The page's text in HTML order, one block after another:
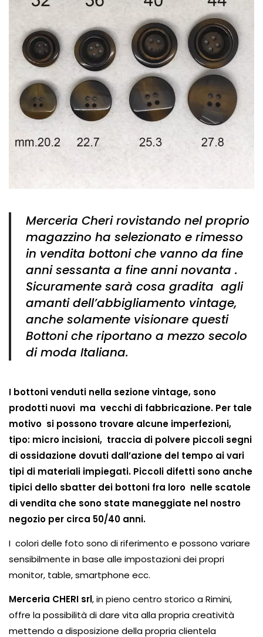
Merceria Cheri rovistando nel proprio
magazzino ha selezionato e rimesso
in vendita bottoni che vanno da fine
anni sessanta a fine anni novanta .
Sicuramente sarà cosa gradita agli
amanti dell’abbigliamento vintage,
anche solamente visionare questi
Bottoni che riportano a mezzo secolo
di moda Italiana.
I bottoni venduti nella sezione vintage, sono
prodotti nuovi ma vecchi di fabbricazione. Per tale
motivo si possono trovare alcune imperfezioni,
tipo: micro incisioni, traccia di polvere piccoli segni
di ossidazione dovuti dall’azione del tempo ai vari
tipi di materiali impiegati. Piccoli difetti sono anche
tipici dello sbatter dei bottoni fra loro nelle scatole
di vendita che sono state maneggiate nel nostro
negozio per circa 50/40 anni.
I colori delle foto sono di riferimento e possono variare
sensibilmente in base alle impostazioni dei propri
monitor, table, smartphone ecc.
Merceria CHERI srl, in pieno centro storico a Rimini,
offre la possibilità di dare vita alla propria creatività
mettendo a disposizione della propria clientela